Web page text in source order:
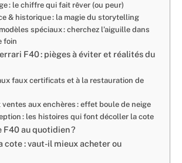
: le chiffre qui fait rêver (ou peur)
& historique : la magie du storytelling
spéciaux : cherchez l’aiguille dans
foin
F40 : pièges à éviter et réalités du
faux certificats et à la restauration de
ventes aux enchères : effet boule de neige
: les histoires qui font décoller la cote
F40 au quotidien ?
cote : vaut-il mieux acheter ou